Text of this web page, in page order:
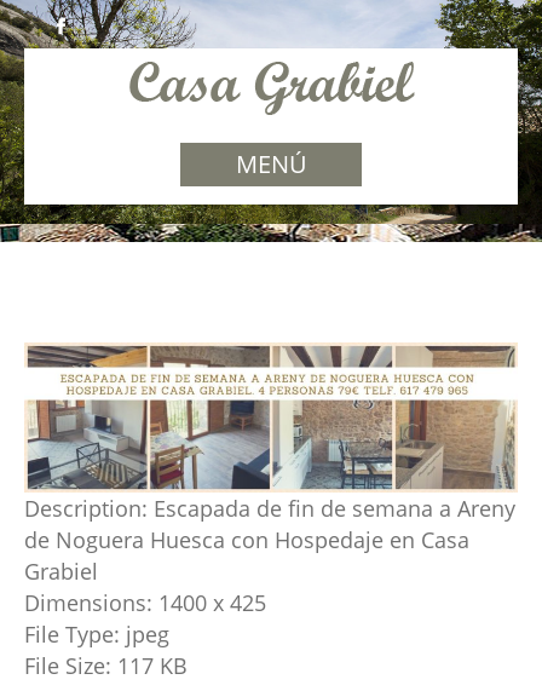
MENÚ
Description: Escapada de fin de semana a Areny
de Noguera Huesca con Hospedaje en Casa
Grabiel
Dimensions: 1400 x 425
File Type: jpeg
File Size: 117 KB